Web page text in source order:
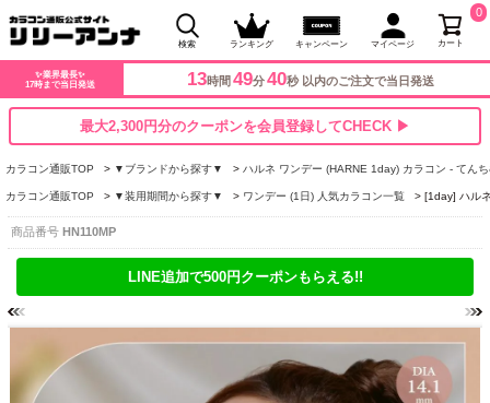
検索 ランキング キャンペーン マイページ カート
0
✨業界最長✨
17時まで当日発送
13時間 49分39秒 以内のご注文で当日発送
最大2,300円分のクーポンを会員登録してCHECK ▶
カラコン通販TOP ▼ブランドから探す▼ ハルネ ワンデー (HARNE 1day) カラコン - てん
カラコン通販TOP ▼装用期間から探す▼ ワンデー (1日) 人気カラコン一覧 [1day] ハル
商品番号 HN110MP
LINE追加で500円クーポンもらえる!!